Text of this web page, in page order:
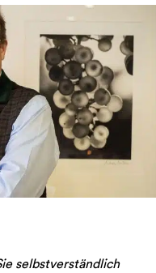
selbstverständlich